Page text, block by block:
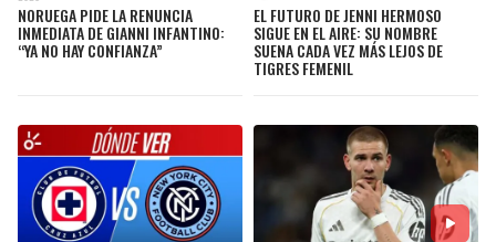
NORUEGA PIDE LA RENUNCIA
INMEDIATA DE GIANNI INFANTINO:
“YA NO HAY CONFIANZA”
EL FUTURO DE JENNI HERMOSO
SIGUE EN EL AIRE: SU NOMBRE
SUENA CADA VEZ MÁS LEJOS DE
TIGRES FEMENIL